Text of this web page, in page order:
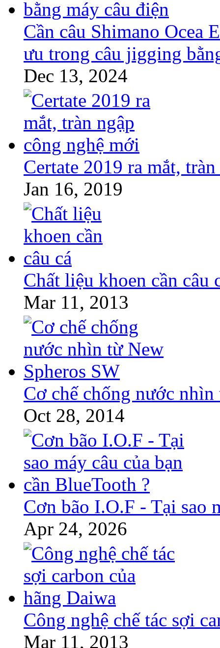
Cần câu Shimano Ocea
ưu trong câu jigging
Dec 13, 2024
Certate 2019 ra mắt,
Jan 16, 2019
Chất liệu khoen cần câu
Mar 11, 2013
Cơ chế chống nước
Oct 28, 2014
Cơn bão I.O.F - Tại sao
Apr 24, 2026
Công nghệ chế tác sợi
Mar 11, 2013